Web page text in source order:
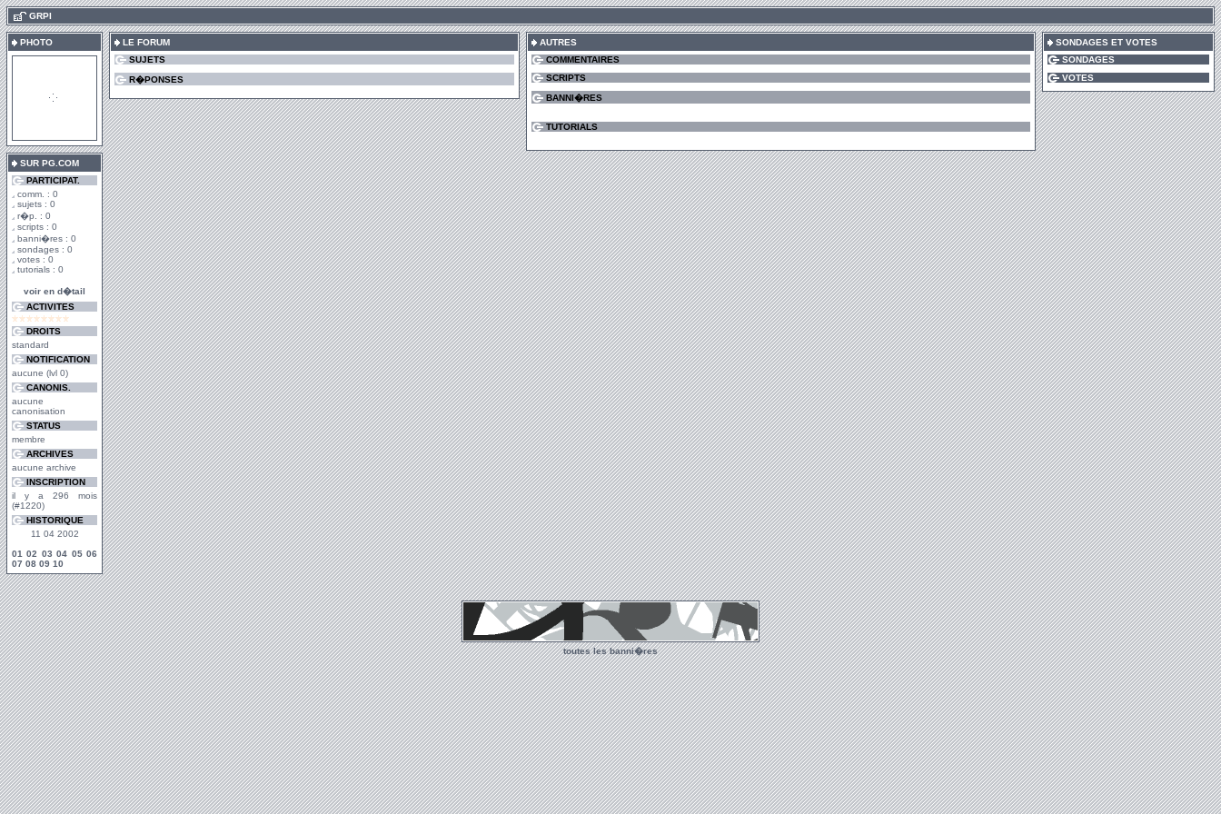
GRPI
PHOTO
SUR PG.COM
PARTICIPAT.
comm. : 0
sujets : 0
r�p. : 0
scripts : 0
banni�res : 0
sondages : 0
votes : 0
tutorials : 0
voir en d�tail
ACTIVITES
DROITS
standard
NOTIFICATION
aucune (lvl 0)
CANONIS.
aucune
canonisation
STATUS
membre
ARCHIVES
aucune archive
INSCRIPTION
il y a 296 mois
(#1220)
HISTORIQUE
11 04 2002
01 02 03 04 05 06
07 08 09 10
LE FORUM
SUJETS
R�PONSES
AUTRES
COMMENTAIRES
SCRIPTS
BANNI�RES
TUTORIALS
SONDAGES ET VOTES
SONDAGES
VOTES
toutes les banni�res